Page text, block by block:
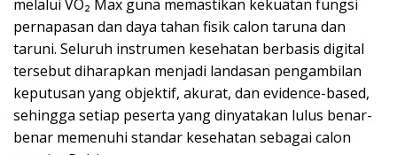
melalui VO₂ Max guna memastikan kekuatan fungsi
pernapasan dan daya tahan fisik calon taruna dan
taruni. Seluruh instrumen kesehatan berbasis digital
tersebut diharapkan menjadi landasan pengambilan
keputusan yang objektif, akurat, dan evidence-based,
sehingga setiap peserta yang dinyatakan lulus benar-
benar memenuhi standar kesehatan sebagai calon